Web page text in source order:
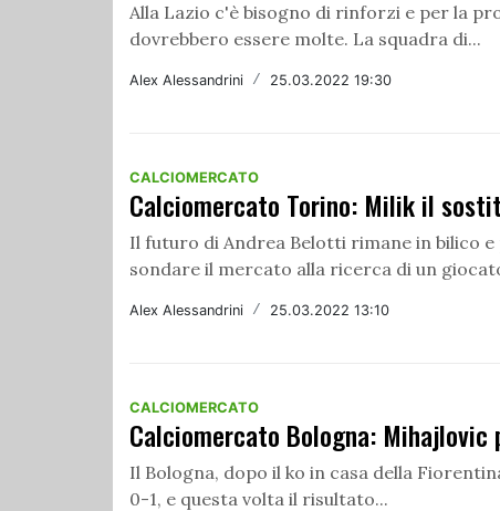
Alla Lazio c'è bisogno di rinforzi e per la
dovrebbero essere molte. La squadra di...
Alex Alessandrini / 25.03.2022 19:30
CALCIOMERCATO
Calciomercato Torino: Milik il
Il futuro di Andrea Belotti rimane in bilico
sondare il mercato alla ricerca di un
Alex Alessandrini / 25.03.2022 13:10
CALCIOMERCATO
Calciomercato Bologna:
Il Bologna, dopo il ko in casa della
0-1, e questa volta il risultato...